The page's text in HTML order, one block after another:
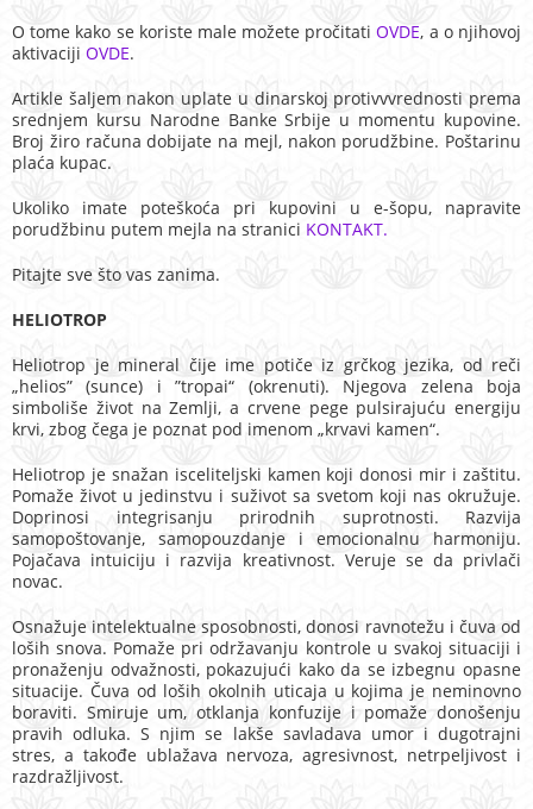
O tome kako se koriste male možete pročitatiOVDE, a o njihovoj
aktivaciji OVDE.
Artikle šaljem nakon uplate u dinarskoj protivvvrednosti prema
srednjem kursu Narodne Banke Srbije u momentu kupovine.
Broj žiro računa dobijate na mejl, nakon porudžbine. Poštarinu
plaća kupac.
Ukoliko imate poteškoća pri kupovini u e-šopu, napravite
porudžbinu putem mejla na stranici KONTAKT.
Pitajte sve što vas zanima.
HELIOTROP
Heliotrop je mineral čije ime potiče iz grčkog jezika, od reči
„helios” (sunce) i ”tropai“ (okrenuti). Njegova zelena boja
simboliše život na Zemlji, a crvene pege pulsirajuću energiju
krvi, zbog čega je poznat pod imenom „krvavi kamen“.
Heliotrop je snažan isceliteljski kamen koji donosi mir i zaštitu.
Pomaže život u jedinstvu i suživot sa svetom koji nas okružuje.
Doprinosi integrisanju prirodnih suprotnosti. Razvija
samopoštovanje, samopouzdanje i emocionalnu harmoniju.
Pojačava intuiciju i razvija kreativnost. Veruje se da privlači
novac.
Osnažuje intelektualne sposobnosti, donosi ravnotežu i čuva od
loših snova. Pomaže pri održavanju kontrole u svakoj situaciji i
pronaženju odvažnosti, pokazujući kako da se izbegnu opasne
situacije. Čuva od loših okolnih uticaja u kojima je neminovno
boraviti. Smiruje um, otklanja konfuzije i pomaže donošenju
pravih odluka. S njim se lakše savladava umor i dugotrajni
stres, a takođe ublažava nervoza, agresivnost, netrpeljivost i
razdražljivost.